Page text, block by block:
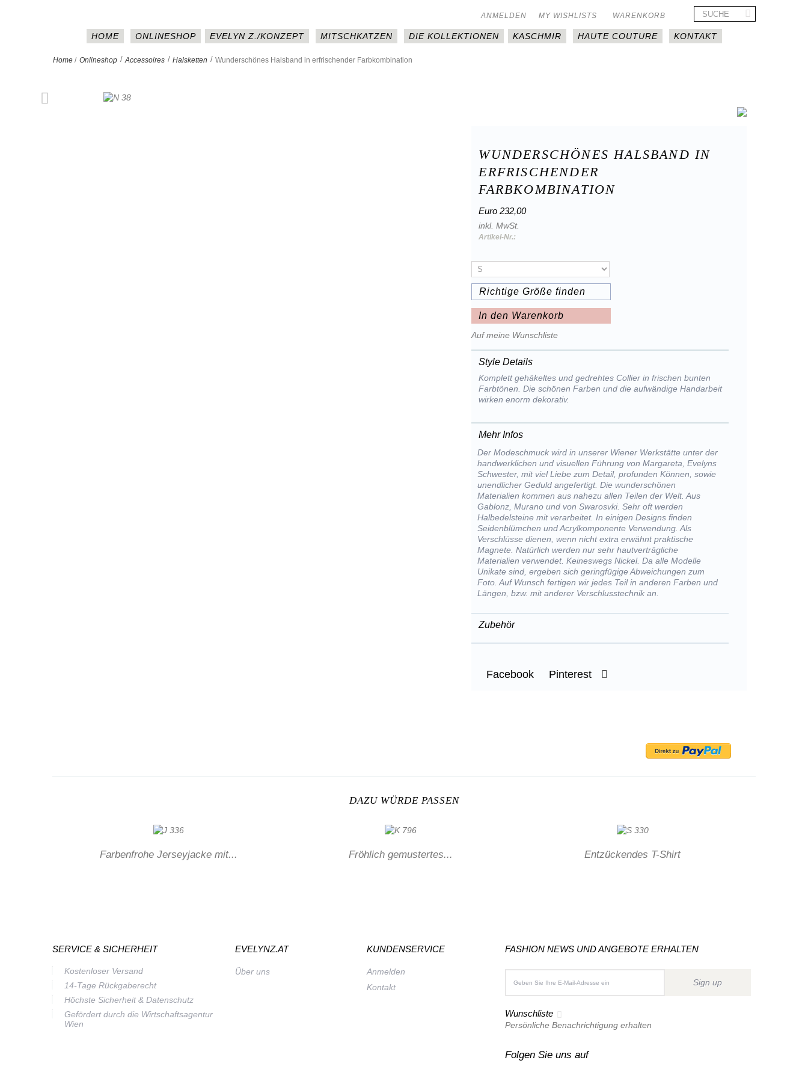
WARENKORB
MY WISHLISTS
ANMELDEN
HOME ONLINESHOP EVELYN Z./KONZEPT MITSCHKATZEN DIE KOLLEKTIONEN KASCHMIR HAUTE COUTURE KONTAKT
Home / Onlineshop > Accessoires > Halsketten > Wunderschönes Halsband in erfrischender Farbkombination
WUNDERSCHÖNES HALSBAND IN
ERFRISCHENDER
FARBKOMBINATION
Euro 232,00
inkl. MwSt.
Artikel-Nr.:
Richtige Größe finden
In den Warenkorb
Auf meine Wunschliste
Style Details
Komplett gehäkeltes und gedrehtes Collier in frischen bunten
Farbtönen. Die schönen Farben und die aufwändige Handarbeit
wirken enorm dekorativ.
Mehr Infos
Der Modeschmuck wird in unserer Wiener Werkstätte unter der
handwerklichen und visuellen Führung von Margareta, Evelyns
Schwester, mit viel Liebe zum Detail, profunden Können, sowie
unendlicher Geduld angefertigt. Die wunderschönen
Materialien kommen aus nahezu allen Teilen der Welt. Aus
Gablonz, Murano und von Swarosvki. Sehr oft werden
Halbedelsteine mit verarbeitet. In einigen Designs finden
Seidenblümchen und Acrylkomponente Verwendung. Als
Verschlüsse dienen, wenn nicht extra erwähnt praktische
Magnete. Natürlich werden nur sehr hautverträgliche
Materialien verwendet. Keineswegs Nickel. Da alle Modelle
Unikate sind, ergeben sich geringfügige Abweichungen zum
Foto. Auf Wunsch fertigen wir jedes Teil in anderen Farben und
Längen, bzw. mit anderer Verschlusstechnik an.
Zubehör
Facebook Pinterest
DAZU WÜRDE PASSEN
Farbenfrohe Jerseyjacke mit... Fröhlich gemustertes... Entzückendes T-Shirt
SERVICE & SICHERHEIT
Kostenloser Versand
14-Tage Rückgaberecht
Höchste Sicherheit & Datenschutz
Gefördert durch die Wirtschaftsagentur
Wien
EVELYNZ.AT
Über uns
KUNDENSERVICE
Anmelden
Kontakt
FASHION NEWS UND ANGEBOTE ERHALTEN
Sign up
Wunschliste
Persönliche Benachrichtigung erhalten
Folgen Sie uns auf